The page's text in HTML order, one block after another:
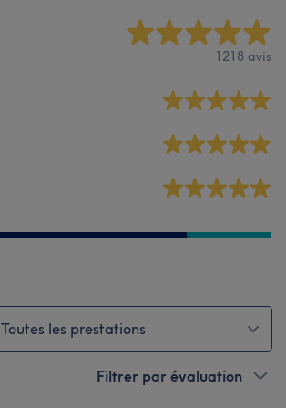
1218 avis
Toutes les prestations
Filtrer par évaluation